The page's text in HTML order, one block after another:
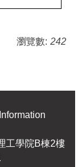
瀏覽數: 242
工學院B棟2樓